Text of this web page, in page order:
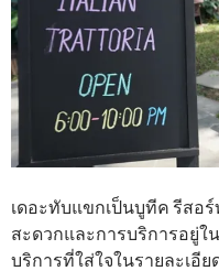
เดอะทับแขกเป็นบูทีค รีสอ
สะดวกและการบริการอยู่ใ
บริการที่ใส่ใจในรายละเ